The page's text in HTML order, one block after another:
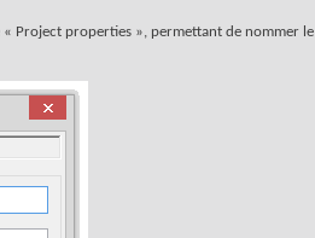
Project properties », permettant de nommer